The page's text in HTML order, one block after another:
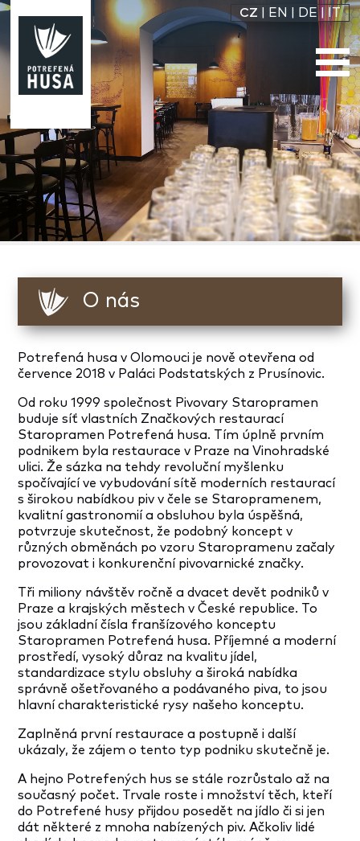
CZ EN DE|IT
O nás
Potrefená husa v Olomouci je nově otevřena od
července 2018 v Paláci Podstatských z Prusínovic.
Od roku 1999 společnost Pivovary Staropramen
buduje síť vlastních Značkových restaurací
Staropramen Potrefená husa. Tím úplně prvním
podnikem byla restaurace v Praze na Vinohradské
ulici. Že sázka na tehdy revoluční myšlenku
spočívající ve vybudování sítě moderních restaurací
s širokou nabídkou piv v čele se Staropramenem,
kvalitní gastronomií a obsluhou byla úspěšná,
potvrzuje skutečnost, že podobný koncept v
různých obměnách po vzoru Staropramenu začaly
provozovat i konkurenční pivovarnické značky.
Tři miliony návštěv ročně a dvacet devět podniků v
Praze a krajských městech v České republice. To
jsou základní čísla franšízového konceptu
Staropramen Potrefená husa. Příjemné a moderní
prostředí, vysoký důraz na kvalitu jídel,
standardizace stylu obsluhy a široká nabídka
správně ošetřovaného a podávaného piva, to jsou
hlavní charakteristické rysy našeho konceptu.
Zaplněná první restaurace a postupně i další
ukázaly, že zájem o tento typ podniku skutečně je.
A hejno Potrefených hus se stále rozrůstalo až na
současný počet. Trvale roste i množství těch, kteří
do Potrefené husy přijdou posedět na jídlo či si jen
dát některé z mnoha nabízených piv. Ačkoliv lidé